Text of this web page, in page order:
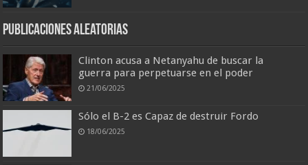
Publicaciones aleatorias
Clinton acusa a Netanyahu de buscar la
guerra para perpetuarse en el poder
21/06/2025
Sólo el B-2 es Capaz de destruir Fordo
18/06/2025